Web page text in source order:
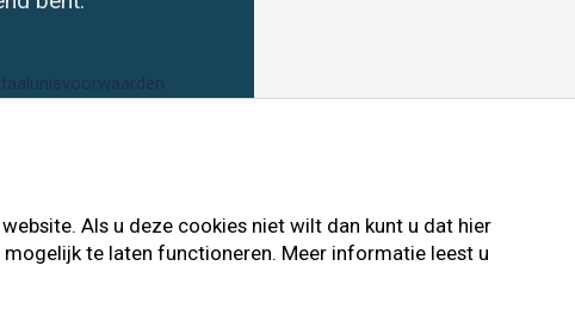
Als u deze cookies niet wilt dan kunt u dat hier
te laten functioneren. Meer informatie leest u